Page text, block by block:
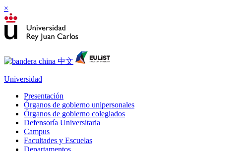
×
Universidad
Presentación
Órganos de gobierno unipersonales
Órganos de gobierno colegiados
Defensoría Universitaria
Campus
Facultades y Escuelas
Departamentos